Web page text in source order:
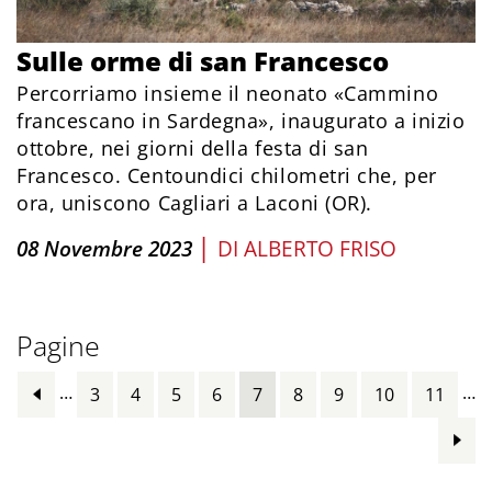
Sulle orme di san Francesco
Percorriamo insieme il neonato «Cammino
francescano in Sardegna», inaugurato a inizio
ottobre, nei giorni della festa di san
Francesco. Centoundici chilometri che, per
ora, uniscono Cagliari a Laconi (OR).
08 Novembre 2023 | DI ALBERTO FRISO
Pagine
… 3 4 5 6 7 8 9 10 11 …